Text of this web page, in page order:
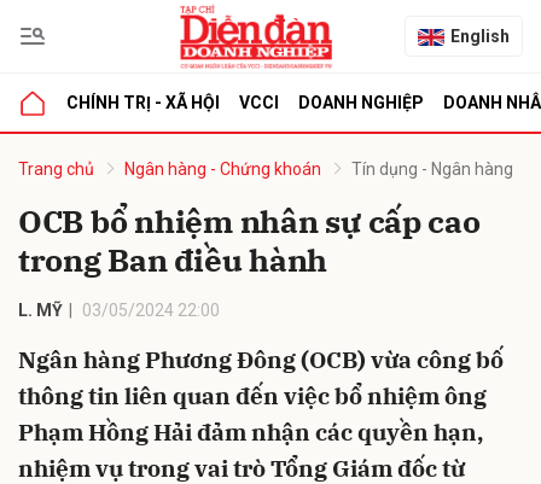
English
CHÍNH TRỊ - XÃ HỘI VCCI DOANH NGHIỆP DOANH
Trang chủ Ngân hàng - Chứng khoán Tín dụng - Ngân hàng
OCB bổ nhiệm nhân sự cấp cao
trong Ban điều hành
L. MỸ 03/05/2024 22:00
Ngân hàng Phương Đông (OCB) vừa công bố
thông tin liên quan đến việc bổ nhiệm ông
Phạm Hồng Hải đảm nhận các quyền hạn,
nhiệm vụ trong vai trò Tổng Giám đốc từ
luận
Hủy